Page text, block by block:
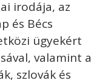
irodája, az
és Bécs
ügyekért
valamint a
szlovák és